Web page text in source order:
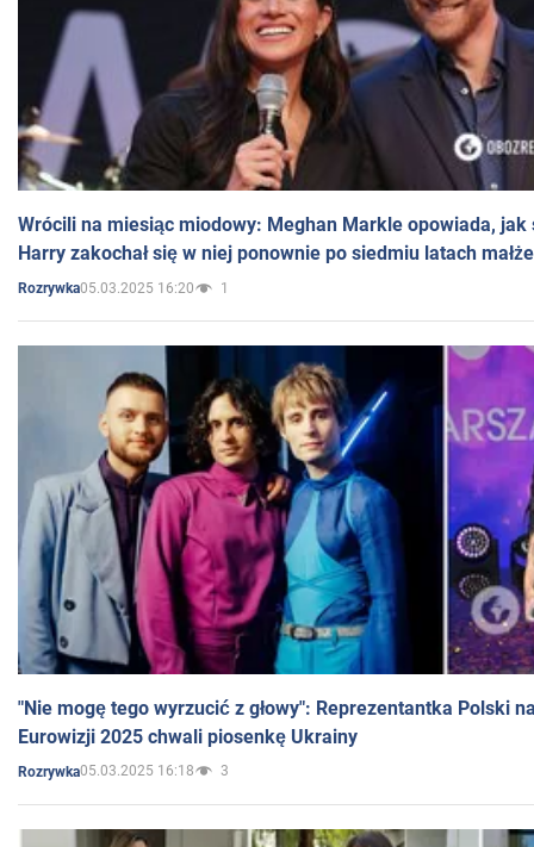
Wrócili na miesiąc miodowy: Meghan Markle opowiada, jak
Harry zakochał się w niej ponownie po siedmiu latach
Rozrywka05.03.2025 16:20 1
"Nie mogę tego wyrzucić z głowy": Reprezentantka Polski
Eurowizji 2025 chwali piosenkę Ukrainy
Rozrywka05.03.2025 16:18 3